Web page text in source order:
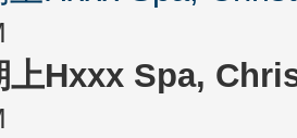
上Hxxx Spa,